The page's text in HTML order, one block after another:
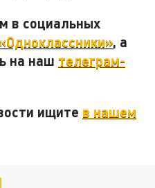
в социальных
, а
на наш телеграм-
ищите в нашем